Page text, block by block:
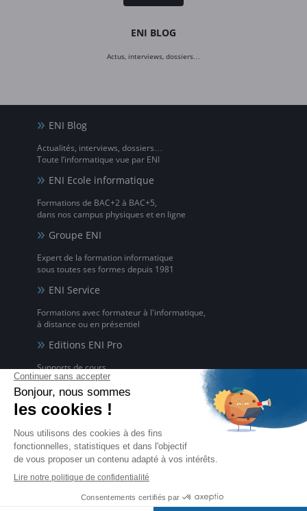
ENI BLOG
Actus, interviews, dossiers…
ENI Blog
Actualités, interviews, dossiers…
Toute l’informatique vue par ENI
ENI Ecole informatique
Formations de BAC+2 à BAC+5,
dans nos campus physiques et en ligne
Groupe ENI
Expert de la formation informatique
sous toutes ses formes depuis 1981
ENI Service
Formations avec formateur à l'informatique,
à distance ou en présentiel
Editions ENI Pro
Supports de cours
pour les organismes de formation
ENI elearning
La solution de formation à l'informatique en ligne,
disponible en 5 langues
Certifications ENI
Certifications à l'informatique